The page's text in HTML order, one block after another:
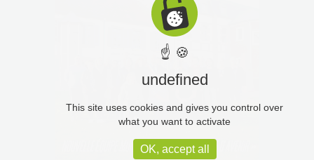
☝ 🍪
undefined
This site uses cookies and gives you control over
what you want to activate
OK, accept all